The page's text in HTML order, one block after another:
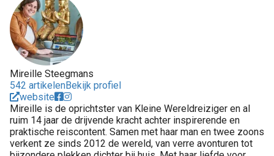
Mireille Steegmans
542 artikelenBekijk profiel
website
Mireille is de oprichtster van Kleine Wereldreiziger en al
ruim 14 jaar de drijvende kracht achter inspirerende en
praktische reiscontent. Samen met haar man en twee zoons
verkent ze sinds 2012 de wereld, van verre avonturen tot